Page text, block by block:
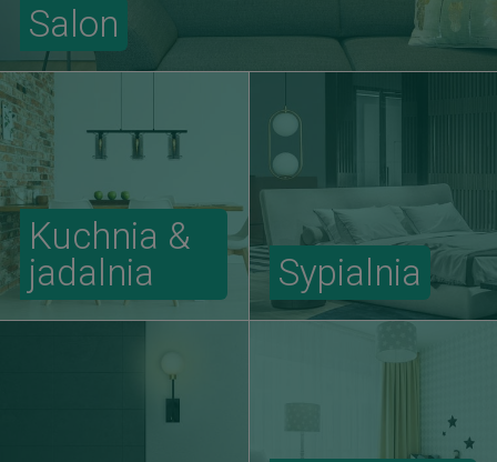
Salon
Kuchnia &
jadalnia
Sypialnia